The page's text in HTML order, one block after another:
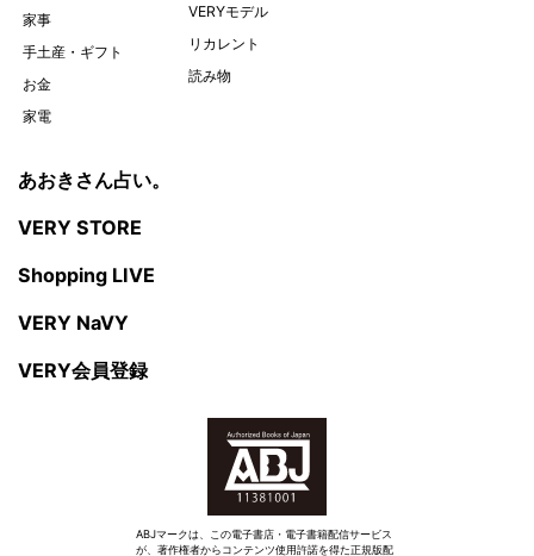
家事
手土産・ギフト
お金
家電
VERYモデル
リカレント
読み物
あおきさん占い。
VERY STORE
Shopping LIVE
VERY NaVY
VERY会員登録
ABJマークは、この電子書店・電子書籍配信サービス
が、著作権者からコンテンツ使用許諾を得た正規版配